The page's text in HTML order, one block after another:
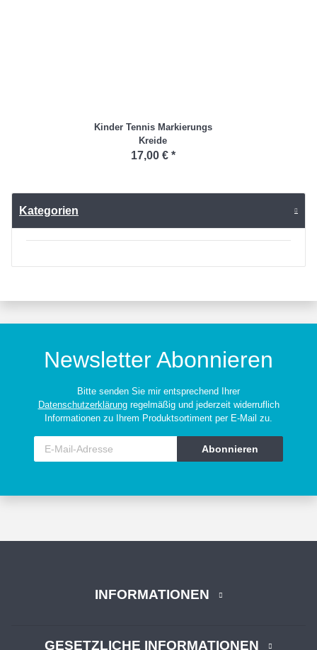
Kinder Tennis Markierungs
Kreide
17,00 € *
Kategorien
Newsletter Abonnieren
Bitte senden Sie mir entsprechend Ihrer
Datenschutzerklärungregelmäßig und jederzeit widerruflich
Informationen zu Ihrem Produktsortiment per E-Mail zu.
Abonnieren
INFORMATIONEN
GESETZLICHE INFORMATIONEN